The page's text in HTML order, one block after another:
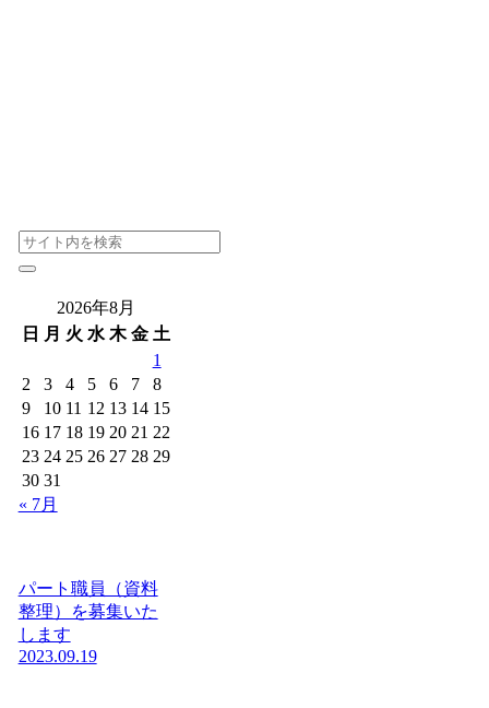
2026年8月
日
月 火 水 木 金 土
1
2
3 4 5 6 7
8
9
10 11 12 13 14 15
16 17 18 19 20 21 22
23 24 25 26 27 28 29
30 31
« 7月
パート職員（資料
整理）を募集いた
します
2023.09.19